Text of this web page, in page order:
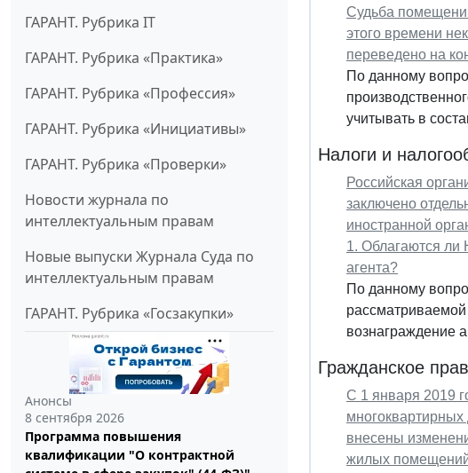
ГАРАНТ. Рубрика IT
ГАРАНТ. Рубрика «Практика»
ГАРАНТ. Рубрика «Профессия»
ГАРАНТ. Рубрика «Инициативы»
ГАРАНТ. Рубрика «Проверки»
Новости журнала по
интеллектуальным правам
Новые выпуски Журнала Суда по
интеллектуальным правам
ГАРАНТ. Рубрика «Госзакупки»
Анонсы
8 сентября 2026
Программа повышения
квалификации "О контрактной
Судьба
этого времени
переведено на
По данному
учитывать в
Налоги и
Российская
заключено
иностранной
1. Облагаются ли
агента?
По данному
вознаграждение
Гражданское
С 1 января 2019
внесены
жилых